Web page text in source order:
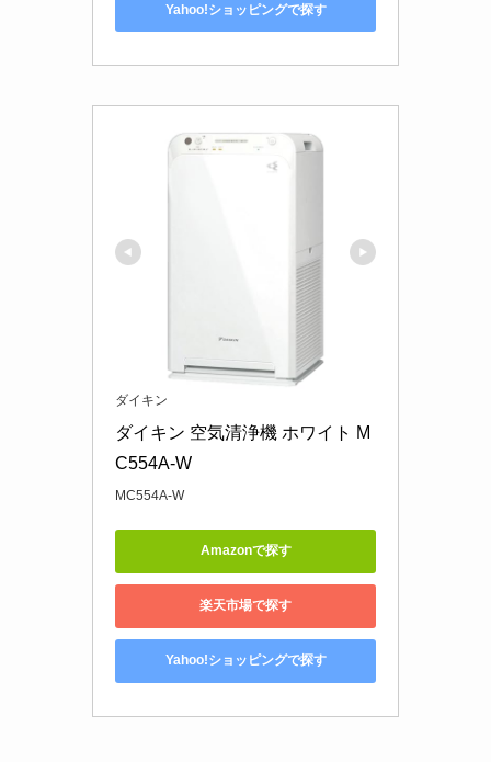
Yahoo!ショッピングで探す
ダイキン
ダイキン 空気清浄機 ホワイト M
C554A-W
MC554A-W
Amazonで探す
楽天市場で探す
Yahoo!ショッピングで探す